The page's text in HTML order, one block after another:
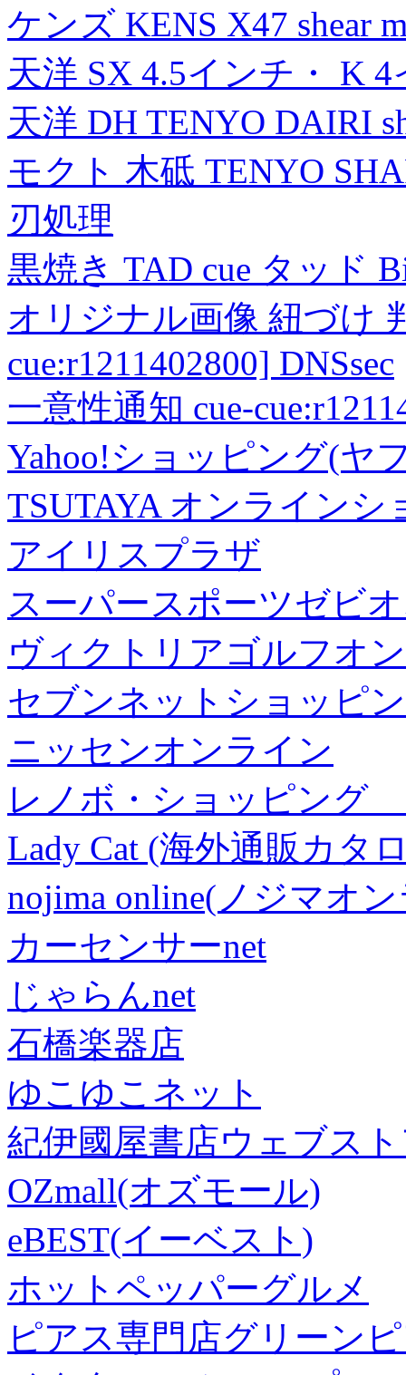
ケンズ KENS X47 shear
天洋 SX 4.5インチ・ K
天洋 DH TENYO DAIRI
モクト 木砥 TENYO
刃処理
黒焼き TAD cue タッド
オリジナル画像 紐づけ
cue:r1211402800] DNSsec
一意性通知 cue-
Yahoo!ショッピング(ヤ
TSUTAYA オンラインシ
アイリスプラザ
スーパースポーツゼビ
ヴィクトリアゴルフオ
セブンネットショッピ
ニッセンオンライン
レノボ・ショッピング
Lady Cat (海外通販カタ
nojima online(ノジマオ
カーセンサーnet
じゃらんnet
石橋楽器店
ゆこゆこネット
紀伊國屋書店ウェブス
OZmall(オズモール)
eBEST(イーベスト)
ホットペッパーグルメ
ピアス専門店グリーン